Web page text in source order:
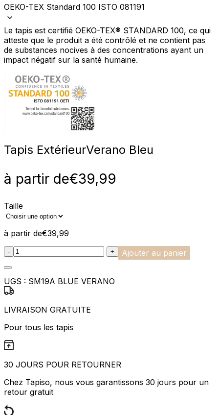
OEKO-TEX Standard 100 ISTO 081191
Le tapis est certifié OEKO-TEX® STANDARD 100, ce qui
atteste que le produit a été contrôlé et ne contient pas
de substances nocives à des concentrations ayant un
impact négatif sur la santé humaine.
Tapis ExtérieurVerano Bleu
à partir de€39,99
Taille
à partir de€39,99
:product_name quantity
- + Ajouter au panier
UGS : SM19A BLUE VERANO
LIVRAISON GRATUITE
Pour tous les tapis
30 JOURS POUR RETOURNER
Chez Tapiso, nous vous garantissons 30 jours pour un
retour gratuit